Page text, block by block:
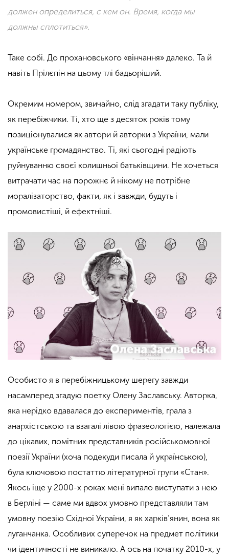
должен определиться, с кем он. Время, когда мы
должны сплотиться».
Таке собі. До прохановського «вінчання» далеко. Та й
навіть Прілєпін на цьому тлі бадьоріший.
Окремим номером, звичайно, слід згадати таку публіку,
як перебіжчики. Ті, хто ще з десяток років тому
позиціонувалися як автори й авторки з України, мали
українське громадянство. Ті, які сьогодні радіють
руйнуванню своєї колишньої батьківщини. Не хочеться
витрачати час на порожнє й нікому не потрібне
моралізаторство, факти, як і завжди, будуть і
промовистіші, й ефектніші.
Особисто я в перебіжницькому шерегу завжди
насамперед згадую поетку Олену Заславську. Авторка,
яка нерідко вдавалася до експериментів, грала з
анархістською та взагалі лівою фразеологією, належала
до цікавих, помітних представників російськомовної
поезії України (хоча подекуди писала й українською),
була ключовою постаттю літературної групи «Стан».
Якось іще у 2000-х роках мені випало виступати з нею
в Берліні — саме ми вдвох умовно представляли там
умовну поезію Східної України, я як харків’янин, вона як
луганчанка. Особливих суперечок на предмет політики
чи ідентичності не виникало. А ось на початку 2010-х, у